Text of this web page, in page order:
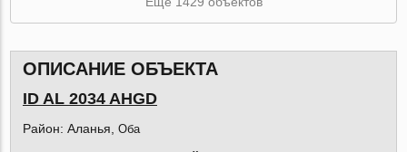
ОПИСАНИЕ ОБЪЕКТА
ID AL 2034 AHGD
Район: Аланья, Оба